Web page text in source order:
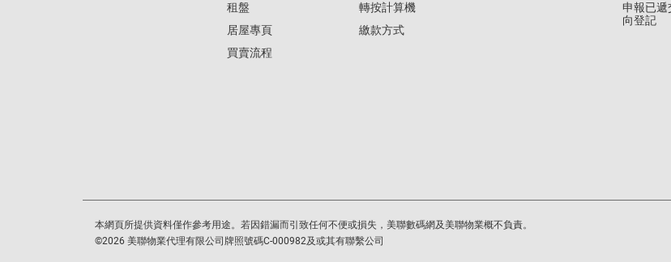
租盤
居屋專頁
買賣流程
轉按計算機
繳款方式
申報已遞
向登記
本網頁所提供資料僅作參考用途。若因錯漏而引致任何不便或損失，美聯數碼網及美聯物業概不負責。
©2026 美聯物業代理有限公司牌照號碼C-000982及或其有聯繫公司